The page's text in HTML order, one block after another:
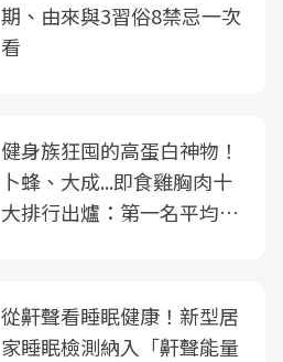
期、由來與3習俗8禁忌一次
看
健身族狂囤的高蛋白神物！
卜蜂、大成...即食雞胸肉十
大排行出爐：第一名平均一
從鼾聲看睡眠健康！新型居
家睡眠檢測納入「鼾聲能量